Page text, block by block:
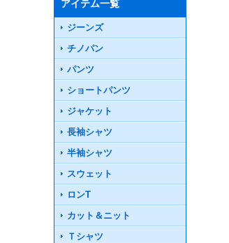
アイテム一覧
ジーンズ
チノパン
パンツ
ショートパンツ
ジャケット
長袖シャツ
半袖シャツ
スウェット
ロンT
カット＆ニット
Ｔシャツ